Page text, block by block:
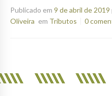
Publicado em 9 de abril de 2019
Oliveira em Tributos 0